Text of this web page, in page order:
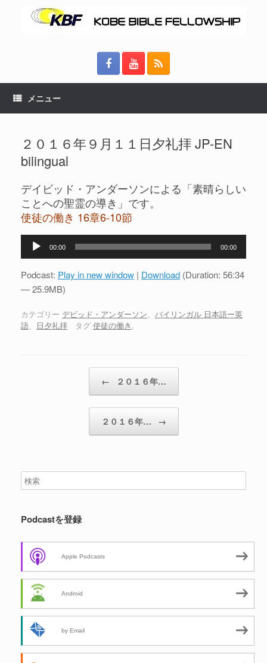
メニュー
２０１６年９月１１日夕礼拝 JP-EN
bilingual
デイビッド・アンダーソンによる「素晴らしい
ことへの聖霊の導き」です。
使徒の働き 16章6-10節
プ
ヤ
ー
00:00 00:00
Podcast: Play in new window | Download (Duration: 56:34
— 25.9MB)
カテゴリー デビッド・アンダーソン、 バイリンガル 日本語ー英
語、 日夕礼拝 タグ 使徒の働き .
← ２０１６年…
２０１６年… →
Podcastを登録
Apple Podcasts
Android
by Email